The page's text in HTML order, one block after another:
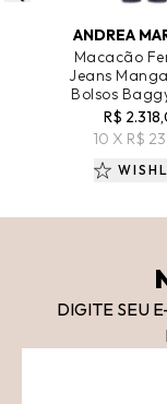
ADICIONAR AO
ANDREA
Macacão
Jeans
Bolsos
R$
10 X R$
DIGITE SEU